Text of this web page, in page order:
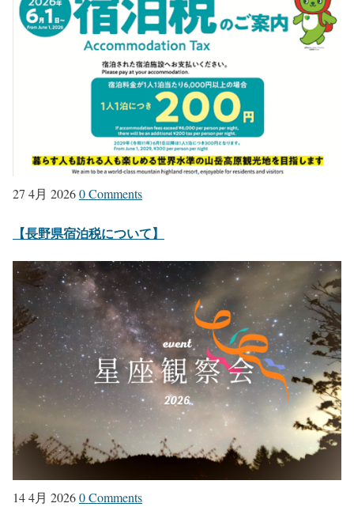
27 4月 20260 Comments
【長野県宿泊税について】
14 4月 20260 Comments